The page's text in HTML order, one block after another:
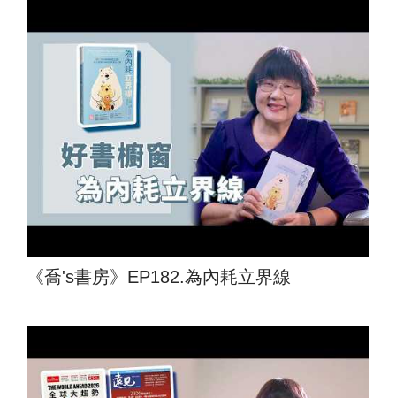
《喬's書房》EP182.為內耗立界線